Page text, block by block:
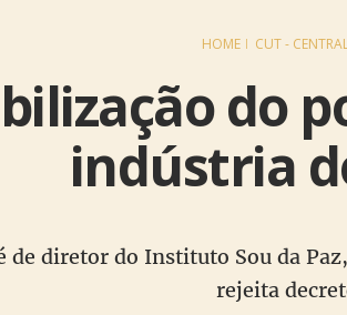
HOME CUT -
do
indústria
de diretor do Instituto Sou da
rejeita